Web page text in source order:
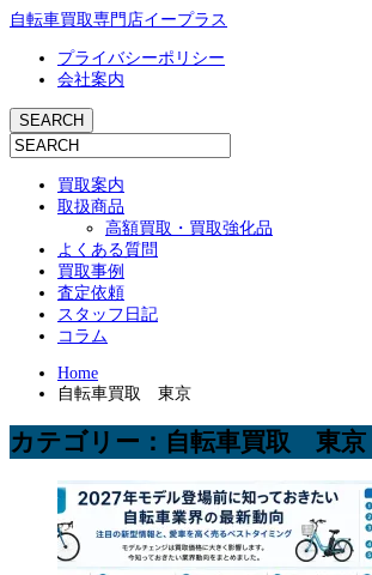
自転車買取専門店イープラス
プライバシーポリシー
会社案内
買取案内
取扱商品
高額買取・買取強化品
よくある質問
買取事例
査定依頼
スタッフ日記
コラム
Home
自転車買取 東京
カテゴリー：自転車買取 東京